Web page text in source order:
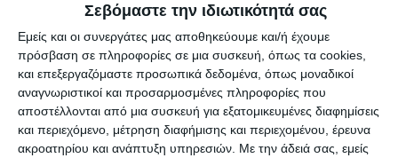
Σεβόμαστε την ιδιωτικότητά σας
Εμείς και οι συνεργάτες μας αποθηκεύουμε και/ή έχουμε
πρόσβαση σε πληροφορίες σε μια συσκευή, όπως τα cookies,
και επεξεργαζόμαστε προσωπικά δεδομένα, όπως μοναδικοί
αναγνωριστικοί και προσαρμοσμένες πληροφορίες που
αποστέλλονται από μια συσκευή για εξατομικευμένες διαφημίσεις
και περιεχόμενο, μέτρηση διαφήμισης και περιεχομένου, έρευνα
ακροατηρίου και ανάπτυξη υπηρεσιών. Με την άδειά σας, εμείς
ΔΙΑΒΆΣΤΕ ΕΠΊΣΗΣ